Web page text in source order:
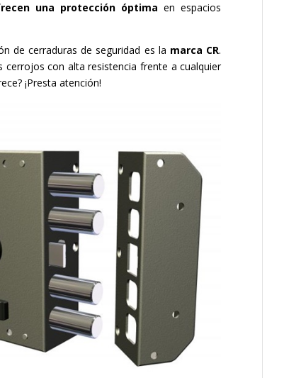
una protección óptima en espacios
de cerraduras de seguridad es la marca CR.
cerrojos con alta resistencia frente a cualquier
¡Presta atención!